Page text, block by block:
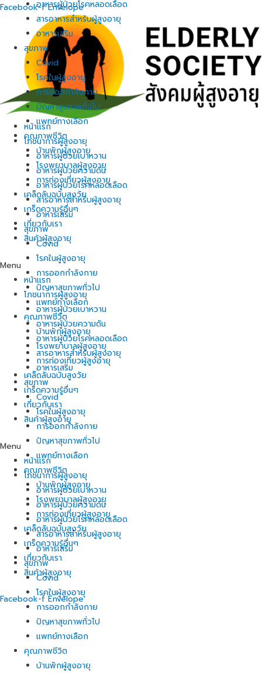
Facebook-f Envelope
หน้าแรก
โภชนาการผู้สูงอายุ
อาหารผู้ป่วยเบาหวาน
อาหารผู้ป่วยความดัน
อาหารผู้ป่วยโรคหลอดเลือด
สารอาหารสำหรับผู้สูงอายุ
อาหารเสริม
สุขภาพ
Covid
โรคในผู้สูงอายุ
การออกกำลังกาย
ปัญหาสุขภาพทั่วไป
แพทย์ทางเลือก
คุณภาพชีวิต
บ้านพักผู้สูงอายุ
โรงพยาบาลผู้สูงอายุ
การท่องเที่ยวผู้สูงอายุ
เคล็ดลับฉบับสูงวัย
เกร็ดความรู้อื่นๆ
เกี่ยวกับเรา
สินค้าผู้สูงอายุ
Menu
หน้าแรก
โภชนาการผู้สูงอายุ
อาหารผู้ป่วยเบาหวาน
อาหารผู้ป่วยความดัน
อาหารผู้ป่วยโรคหลอดเลือด
สารอาหารสำหรับผู้สูงอายุ
อาหารเสริม
สุขภาพ
Covid
โรคในผู้สูงอายุ
การออกกำลังกาย
ปัญหาสุขภาพทั่วไป
แพทย์ทางเลือก
คุณภาพชีวิต
บ้านพักผู้สูงอายุ
อาหารผู้ป่วยโรคหลอดเลือด
สารอาหารสำหรับผู้สูงอายุ
อาหารเสริม
สุขภาพ
Covid
โรคในผู้สูงอายุ
การออกกำลังกาย
ปัญหาสุขภาพทั่วไป
แพทย์ทางเลือก
คุณภาพชีวิต
บ้านพักผู้สูงอายุ
โรงพยาบาลผู้สูงอายุ
การท่องเที่ยวผู้สูงอายุ
เคล็ดลับฉบับสูงวัย
เกร็ดความรู้อื่นๆ
เกี่ยวกับเรา
สินค้าผู้สูงอายุ
Menu
หน้าแรก
โภชนาการผู้สูงอายุ
อาหารผู้ป่วยเบาหวาน
อาหารผู้ป่วยความดัน
อาหารผู้ป่วยโรคหลอดเลือด
สารอาหารสำหรับผู้สูงอายุ
อาหารเสริม
สุขภาพ
Covid
โรคในผู้สูงอายุ
การออกกำลังกาย
ปัญหาสุขภาพทั่วไป
แพทย์ทางเลือก
คุณภาพชีวิต
บ้านพักผู้สูงอายุ
โรงพยาบาลผู้สูงอายุ
การท่องเที่ยวผู้สูงอายุ
เคล็ดลับฉบับสูงวัย
เกร็ดความรู้อื่นๆ
เกี่ยวกับเรา
สินค้าผู้สูงอายุ
Facebook-f Envelope